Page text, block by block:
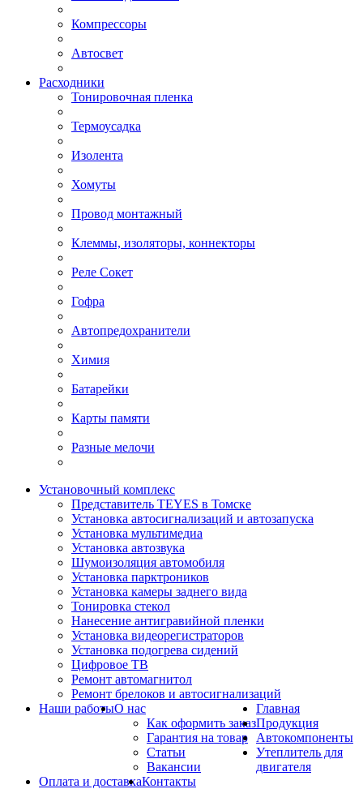
Компрессоры
Автосвет
Расходники
Тонировочная пленка
Термоусадка
Изолента
Хомуты
Провод монтажный
Клеммы, изоляторы, коннекторы
Реле Сокет
Гофра
Автопредохранители
Химия
Батарейки
Карты памяти
Разные мелочи
Установочный комплекс
Представитель TEYES в Томске
Установка автосигнализаций и автозапуска
Установка мультимедиа
Установка автозвука
Шумоизоляция автомобиля
Установка парктроников
Установка камеры заднего вида
Тонировка стекол
Нанесение антигравийной пленки
Установка видеорегистраторов
Установка подогрева сидений
Цифровое ТВ
Ремонт автомагнитол
Ремонт брелоков и автосигнализаций
Наши работыО нас
Как оформить заказ
Гарантия на товар
Статьи
Вакансии
Оплата и доставкаКонтакты
Главная
Продукция
Автокомпоненты
Утеплитель для
двигателя